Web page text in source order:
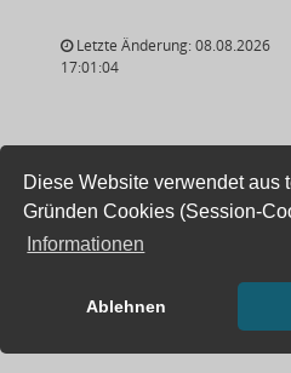
Diese Website verwendet aus
Gründen Cookies (Session-
Informationen
Ablehnen
Letzte Änderung: 08.08.2026
17:01:04